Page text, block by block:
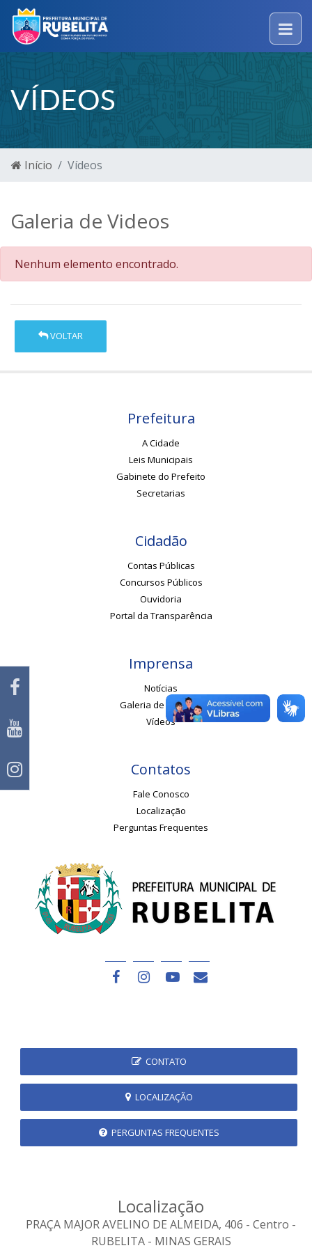
VÍDEOS
Início Vídeos
Galeria de Videos
Nenhum elemento encontrado.
VOLTAR
Prefeitura
A Cidade
Leis Municipais
Gabinete do Prefeito
Secretarias
Cidadão
Contas Públicas
Concursos Públicos
Ouvidoria
Portal da Transparência
Imprensa
Notícias
Galeria de Imagens
Vídeos
Contatos
Fale Conosco
Localização
Perguntas Frequentes
CONTATO
LOCALIZAÇÃO
PERGUNTAS FREQUENTES
Localização
PRAÇA MAJOR AVELINO DE ALMEIDA, 406 - Centro -
RUBELITA - MINAS GERAIS